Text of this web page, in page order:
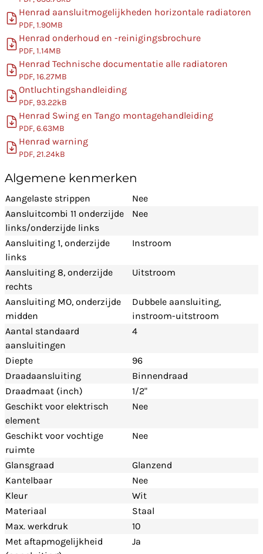
Henrad aansluitmogelijkheden horizontale radiatoren
PDF, 1.90MB
Henrad onderhoud en -reinigingsbrochure
PDF, 1.14MB
Henrad Technische documentatie alle radiatoren
PDF, 16.27MB
Ontluchtingshandleiding
PDF, 93.22kB
Henrad Swing en Tango montagehandleiding
PDF, 6.63MB
Henrad warning
PDF, 21.24kB
Algemene kenmerken
Aangelaste strippen
Nee
Aansluitcombi 11 onderzijde
links/onderzijde links
Nee
Aansluiting 1, onderzijde
links
Instroom
Aansluiting 8, onderzijde
rechts
Uitstroom
Aansluiting MO, onderzijde
midden
Dubbele aansluiting,
instroom-uitstroom
Aantal standaard
aansluitingen
4
Diepte
96
Draadaansluiting
Binnendraad
Draadmaat (inch)
1/2"
Geschikt voor elektrisch
element
Nee
Geschikt voor vochtige
ruimte
Nee
Glansgraad
Glanzend
Kantelbaar
Nee
Kleur
Wit
Materiaal
Staal
Max. werkdruk
10
Met aftapmogelijkheid
Ja